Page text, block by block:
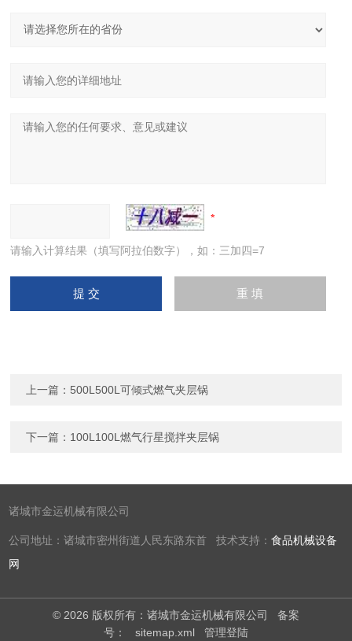
请输入计算结果（填写阿拉伯数字），如：三加四=7
上一篇： 500L500L可倾式燃气夹层锅
下一篇： 100L100L燃气行星搅拌夹层锅
诸城市金运机械有限公司
公司地址：诸城市密州街道人民东路东首 技术支持：食品机械设备
网
© 2026 版权所有：诸城市金运机械有限公司 备案
号：
sitemap.xml 管理登陆